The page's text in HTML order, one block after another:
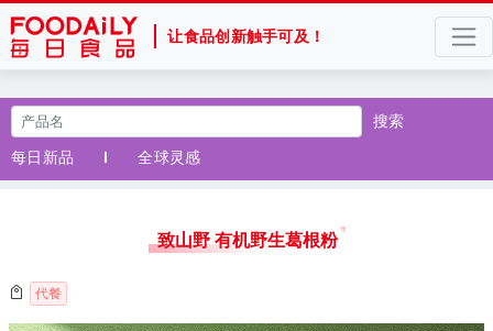
让食品创新触手可及！
搜索
每日新品
全球灵感
致山野 有机野生葛根粉
代餐